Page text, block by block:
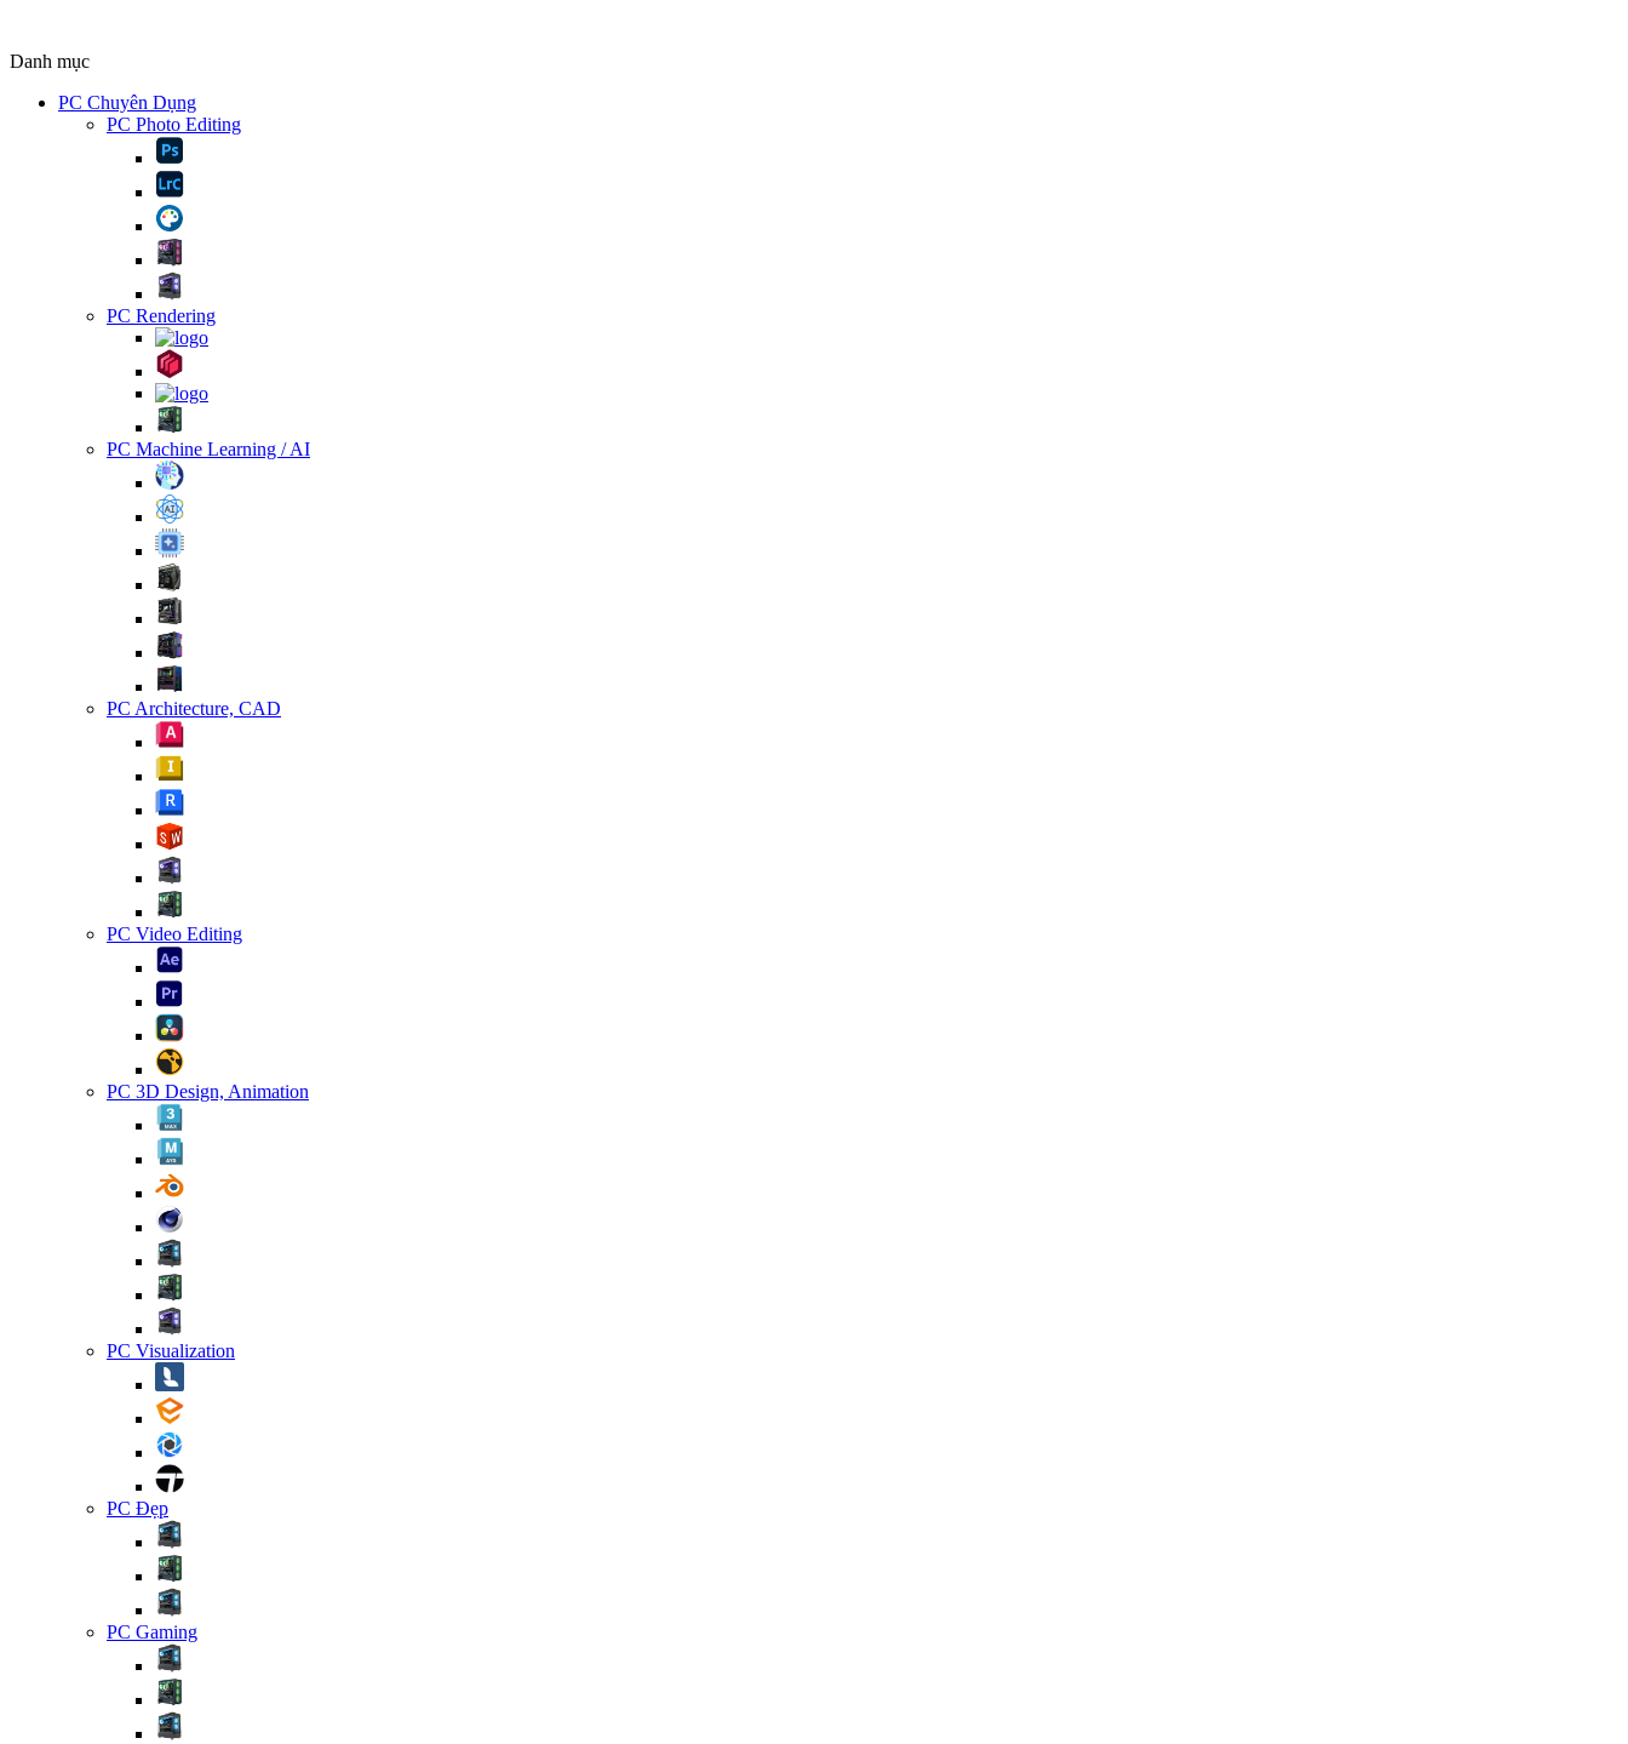
Danh mục
PC Chuyên Dụng
PC Photo Editing
PC Rendering
PC Machine Learning / AI
PC Architecture, CAD
PC Video Editing
PC 3D Design, Animation
PC Visualization
PC Đẹp
PC Gaming